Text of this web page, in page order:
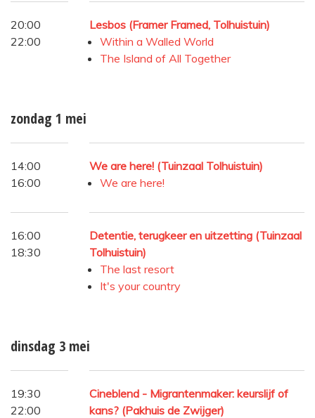
20:00
22:00
Lesbos (Framer Framed, Tolhuistuin)
Within a Walled World
The Island of All Together
zondag 1 mei
14:00
16:00
We are here! (Tuinzaal Tolhuistuin)
We are here!
16:00
18:30
Detentie, terugkeer en uitzetting (Tuinzaal
Tolhuistuin)
The last resort
It's your country
dinsdag 3 mei
19:30
22:00
Cineblend - Migrantenmaker: keurslijf of
kans? (Pakhuis de Zwijger)